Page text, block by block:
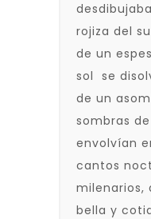
rojiza del
de un
sol se
de un
sombras
envolvían
cantos
milenarios,
bella y